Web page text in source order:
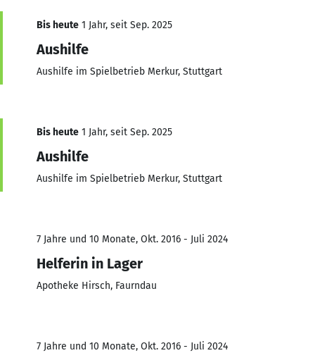
Bis heute 1 Jahr, seit Sep. 2025
Aushilfe
Aushilfe im Spielbetrieb Merkur, Stuttgart
Bis heute 1 Jahr, seit Sep. 2025
Aushilfe
Aushilfe im Spielbetrieb Merkur, Stuttgart
7 Jahre und 10 Monate, Okt. 2016 - Juli 2024
Helferin in Lager
Apotheke Hirsch, Faurndau
7 Jahre und 10 Monate, Okt. 2016 - Juli 2024